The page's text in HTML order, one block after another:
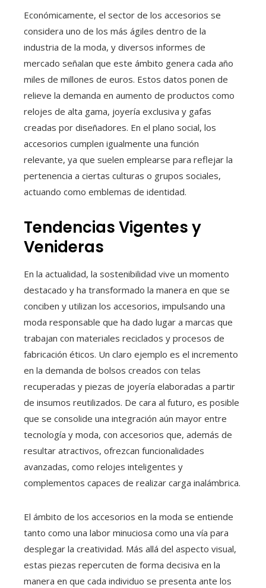
Económicamente, el sector de los accesorios se
considera uno de los más ágiles dentro de la
industria de la moda, y diversos informes de
mercado señalan que este ámbito genera cada año
miles de millones de euros. Estos datos ponen de
relieve la demanda en aumento de productos como
relojes de alta gama, joyería exclusiva y gafas
creadas por diseñadores. En el plano social, los
accesorios cumplen igualmente una función
relevante, ya que suelen emplearse para reflejar la
pertenencia a ciertas culturas o grupos sociales,
actuando como emblemas de identidad.
Tendencias Vigentes y
Venideras
En la actualidad, la sostenibilidad vive un momento
destacado y ha transformado la manera en que se
conciben y utilizan los accesorios, impulsando una
moda responsable que ha dado lugar a marcas que
trabajan con materiales reciclados y procesos de
fabricación éticos. Un claro ejemplo es el incremento
en la demanda de bolsos creados con telas
recuperadas y piezas de joyería elaboradas a partir
de insumos reutilizados. De cara al futuro, es posible
que se consolide una integración aún mayor entre
tecnología y moda, con accesorios que, además de
resultar atractivos, ofrezcan funcionalidades
avanzadas, como relojes inteligentes y
complementos capaces de realizar carga inalámbrica.
El ámbito de los accesorios en la moda se entiende
tanto como una labor minuciosa como una vía para
desplegar la creatividad. Más allá del aspecto visual,
estas piezas repercuten de forma decisiva en la
manera en que cada individuo se presenta ante los